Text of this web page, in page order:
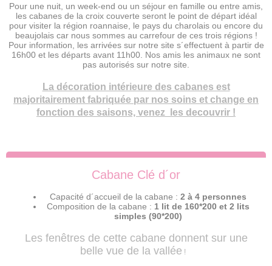
Pour une nuit, un week-end ou un séjour en famille ou entre amis,
les cabanes de la croix couverte seront le point de départ idéal
pour visiter la région roannaise, le pays du charolais ou encore du
beaujolais car nous sommes au carrefour de ces trois régions !
Pour information, les arrivées sur notre site s´effectuent à partir de
16h00 et les départs avant 11h00. Nos amis les animaux ne sont
pas autorisés sur notre site.
La décoration intérieure des cabanes est
majoritairement fabriquée par nos soins et change en
fonction des saisons, venez les decouvrir !
Cabane Clé d´or
Capacité d´accueil de la cabane : 2 à 4 personnes
Composition de la cabane : 1 lit de 160*200 et 2 lits
simples (90*200)
Les fenêtres de cette cabane donnent sur une
belle vue de la vallée !